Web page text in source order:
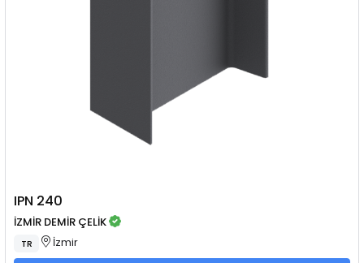
IPN 240
İZMİR DEMİR ÇELİK
TR İzmir